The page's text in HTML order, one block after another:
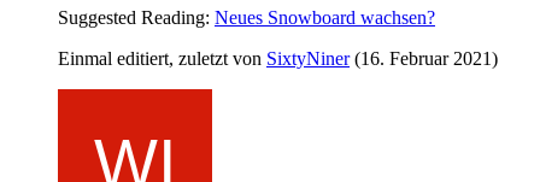
Suggested Reading: Neues Snowboard wachsen?
Einmal editiert, zuletzt von SixtyNiner(16. Februar 2021)